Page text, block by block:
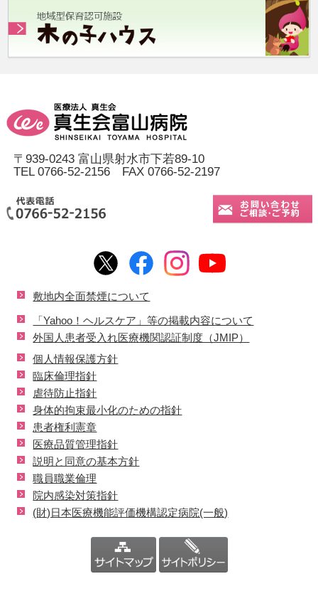
〒939-0243 富山県射水市下若89-10
TEL 0766-52-2156 FAX 0766-52-2197
敷地内全面禁煙について
「Yahoo！ヘルスケア」等の掲載内容について
外国人患者受入れ医療機関認証制度（JMIP）
個人情報保護方針
臨床倫理指針
虐待防止指針
身体的拘束最小化のための指針
患者権利憲章
医療品質管理指針
説明と同意の基本方針
職員職業倫理
院内感染対策指針
(財)日本医療機能評価機構認定病院(一般)